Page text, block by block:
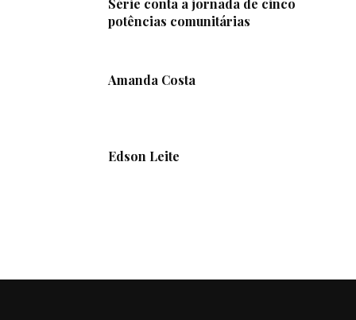
Série conta a jornada de cinco
potências comunitárias
Amanda Costa
Edson Leite